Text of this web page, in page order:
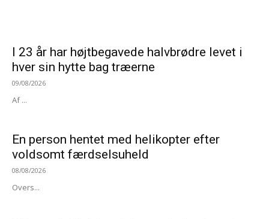
I 23 år har højtbegavede halvbrødre levet i
hver sin hytte bag træerne
09/08/2026
Af ...
En person hentet med helikopter efter
voldsomt færdselsuheld
08/08/2026
Overs...